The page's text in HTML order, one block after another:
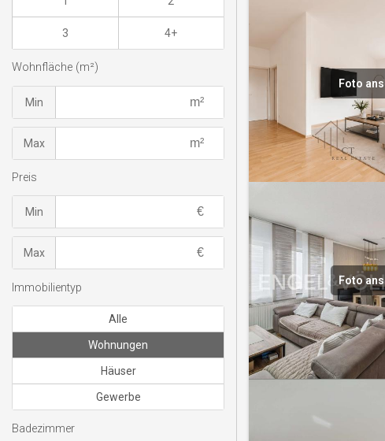
Foto
Foto
3 4+
Wohnfläche (m²)
Min
Max
Preis
Min
Max
Immobilientyp
Alle
Wohnungen
Häuser
Gewerbe
Badezimmer